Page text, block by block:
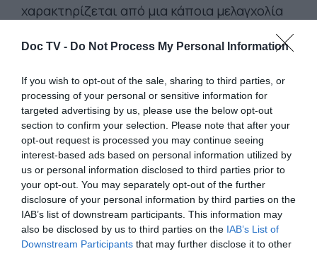
Doc TV - Do Not Process My Personal Information
If you wish to opt-out of the sale, sharing to third parties, or
processing of your personal or sensitive information for
targeted advertising by us, please use the below opt-out
section to confirm your selection. Please note that after your
opt-out request is processed you may continue seeing
interest-based ads based on personal information utilized by
us or personal information disclosed to third parties prior to
your opt-out. You may separately opt-out of the further
disclosure of your personal information by third parties on the
IAB’s list of downstream participants. This information may
also be disclosed by us to third parties on the IAB’s List of
Downstream Participants that may further disclose it to other
χαρακτηρίζεται από μια κάποια μελαγχολία
χαρακτηρίζονται από μια σχε­τική ευθυμία:
γεγονός ότι ο νέος υπηρετεί δουλικά τον
δαίμονα εκείνο, που δεν τον αφήνει ούτε
στιγμή ήσυχο.
ΣΤΟ ΙΔΙΟ ΑΙΤΙΟ ΜΠΟΡΕΙ ΝΑ ΑΠΟΔΟΘΕΙ
σχεδόν κάθε δυστυχία που καταδυνα­στεύει ή
απειλεί τον άνθρωπο. Ο ηλικιωμένος όμως
είναι χαρούμενος και γαλήνιος, μοιάζει με
κάποιον που μετά από πολλά χρόνια έχει